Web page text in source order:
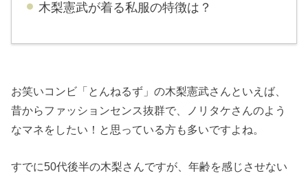
木梨憲武が着る私服の特徴は？
お笑いコンビ「とんねるず」の木梨憲武さんといえば、
昔からファッションセンス抜群で、ノリタケさんのよう
なマネをしたい！と思っている方も多いですよね。
すでに50代後半の木梨さんですが、年齢を感じさせない